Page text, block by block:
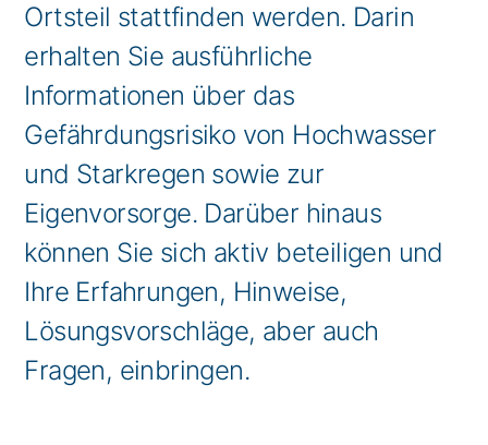
Ortsteil stattfinden werden. Darin
erhalten Sie ausführliche
Informationen über das
Gefährdungsrisiko von Hochwasser
und Starkregen sowie zur
Eigenvorsorge. Darüber hinaus
können Sie sich aktiv beteiligen und
Ihre Erfahrungen, Hinweise,
Lösungsvorschläge, aber auch
Fragen, einbringen.